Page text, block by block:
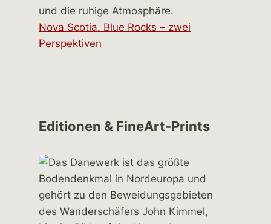
Nova Scotia. Blue Rocks – zwei
Perspektiven
Editionen & FineArt-Prints